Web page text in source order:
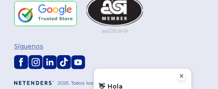
2026. Todos los derechos reservados
Síguenos
👋 Hola